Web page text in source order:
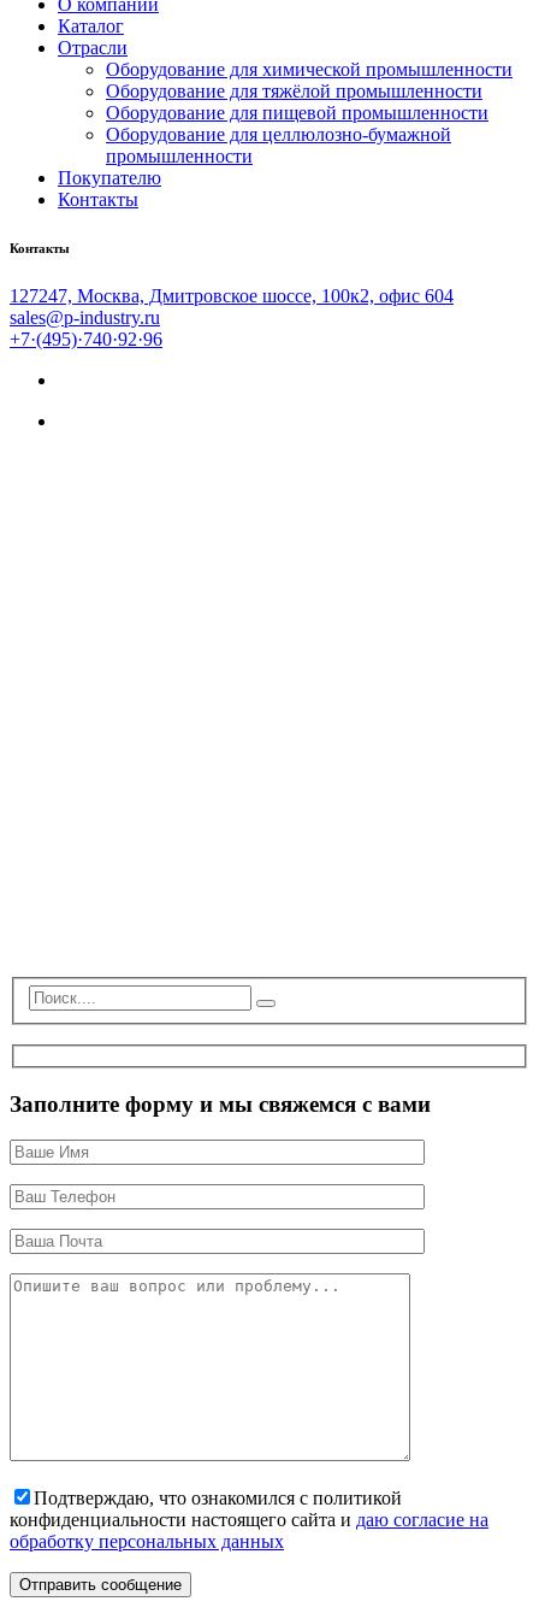
Каталог
Отрасли
Оборудование для химической промышленности
Оборудование для тяжёлой промышленности
Оборудование для пищевой промышленности
Оборудование для целлюлозно-бумажной
промышленности
Покупателю
Контакты
Контакты
127247, Москва, Дмитровское шоссе, 100к2, офис 604
sales@p-industry.ru
+7·(495)·740·92·96
Заполните форму и мы свяжемся с вами
Подтверждаю, что ознакомился с политикой
конфиденциальности настоящего сайта и даю согласие на
обработку персональных данных